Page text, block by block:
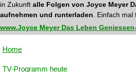
in Zukunft alle Folgen von Joyce Meyer
aufnehmen und runterladen . Einfach mal
www.Joyce Meyer Das Leben
Home
TV-Programm heute